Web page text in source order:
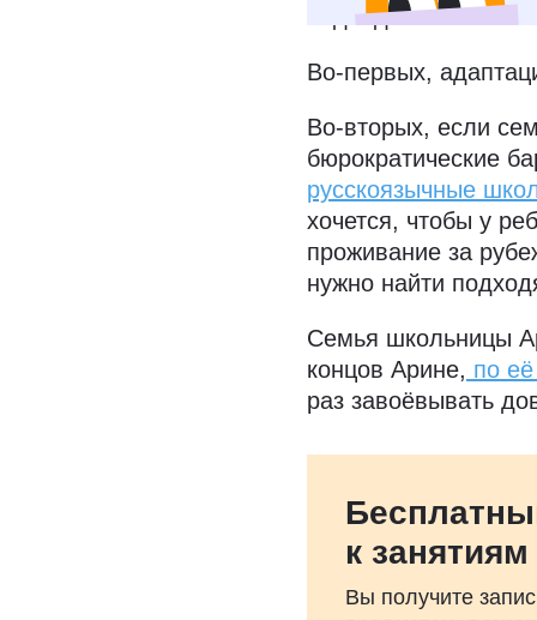
подводных камней.
Во-первых,
Во-вторых, если
бюрократические
русскоязычные
хочется, чтобы у
проживание за
нужно найти
Семья школьницы
концов Арине, по
раз завоёвывать
к
Вы получите